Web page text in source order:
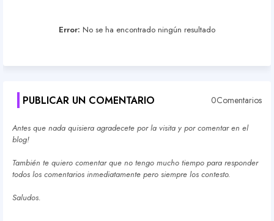
Error: No se ha encontrado ningún resultado
PUBLICAR UN COMENTARIO 0Comentarios
Antes que nada quisiera agradecete por la visita y por comentar en el
blog!
También te quiero comentar que no tengo mucho tiempo para responder
todos los comentarios inmediatamente pero siempre los contesto.
Saludos.